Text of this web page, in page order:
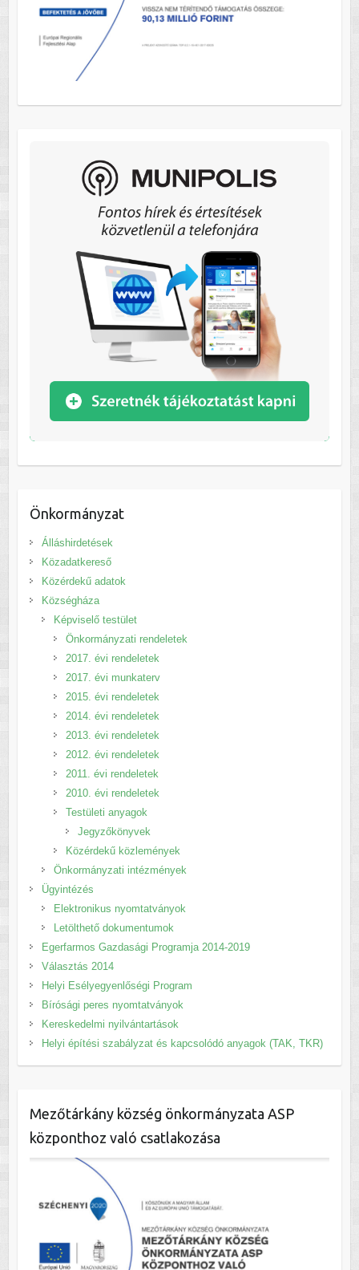
Önkormányzat
Álláshirdetések
Közadatkereső
Közérdekű adatok
Községháza
Képviselő testület
Önkormányzati rendeletek
2017. évi rendeletek
2017. évi munkaterv
2015. évi rendeletek
2014. évi rendeletek
2013. évi rendeletek
2012. évi rendeletek
2011. évi rendeletek
2010. évi rendeletek
Testületi anyagok
Jegyzőkönyvek
Közérdekű közlemények
Önkormányzati intézmények
Ügyintézés
Elektronikus nyomtatványok
Letölthető dokumentumok
Egerfarmos Gazdasági Programja 2014-2019
Választás 2014
Helyi Esélyegyenlőségi Program
Bírósági peres nyomtatványok
Kereskedelmi nyilvántartások
Helyi építési szabályzat és kapcsolódó anyagok (TAK, TKR)
Mezőtárkány község önkormányzata ASP
központhoz való csatlakozása